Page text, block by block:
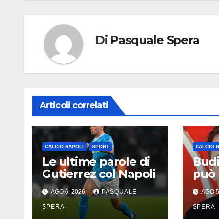
Di Pasquale Spera
Articoli correlati
CALCIO NAPOLI SPORT
Le ultime parole di
Gutierrez col Napoli
AGO 6, 2026 PASQUALE
SPERA
CALCIO
può
AGO
SPERA